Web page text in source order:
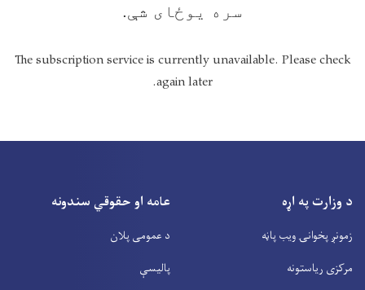
سره یوځای شې.
The subscription service is currently unavailable. Please check
again later.
د وزارت په اړه
زمونږ پخوانۍ ویب پاڼه
مرکزی ریاستونه
عامه او حقوقي سندونه
د عمومی پلان
پالیسې